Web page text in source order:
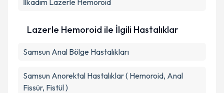
İlkadım Lazerle Hemoroid
Lazerle Hemoroid ile İlgili Hastalıklar
Samsun Anal Bölge Hastalıkları
Samsun Anorektal Hastalıklar ( Hemoroid, Anal
Fissür, Fistül )